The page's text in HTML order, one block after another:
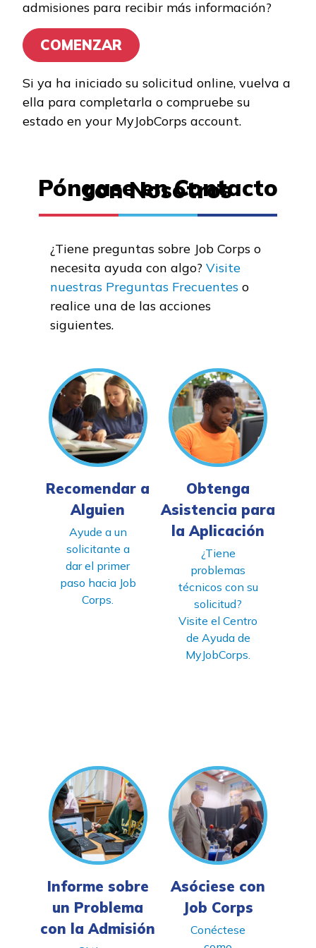
Programas de
Entrenamiento
Carpintería, Pre pasantía
Conducción de camiones
pesados
pasantía
Mantenimiento:
Ver más ...
Aprender más
Padres/Influenciadores
Empleadores
English
CONECTARSE
COMIENZA YA
admisiones para recibir más información?
COMENZAR
Si ya ha iniciado su solicitud online, vuelva a
ella para completarla o compruebe su
estado en your MyJobCorps account.
Póngase en Contacto
con Nosotros
¿Tiene preguntas sobre Job Corps o
necesita ayuda con algo? Visite
nuestras Preguntas Frecuenteso
realice una de las acciones
siguientes.
Recomendar a
Alguien
Ayude a un
solicitante a
dar el primer
paso hacia Job
Corps.
Obtenga
Asistencia para
la Aplicación
¿Tiene
problemas
técnicos con su
solicitud?
Visite el Centro
de Ayuda de
MyJobCorps.
Informe sobre
un Problema
con la Admisión
Asóciese con
Job Corps
Conéctese